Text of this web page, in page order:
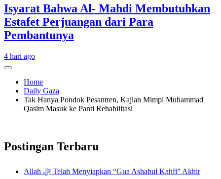
Isyarat Bahwa Al- Mahdi Membutuhkan
Estafet Perjuangan dari Para
Pembantunya
4 hari ago
Home
Daily Gaza
Tak Hanya Pondok Pesantren, Kajian Mimpi Muhammad
Qasim Masuk ke Panti Rehabilitasi
Postingan Terbaru
Allah ﷻ Telah Menyiapkan “Gua Ashabul Kahfi” Akhir